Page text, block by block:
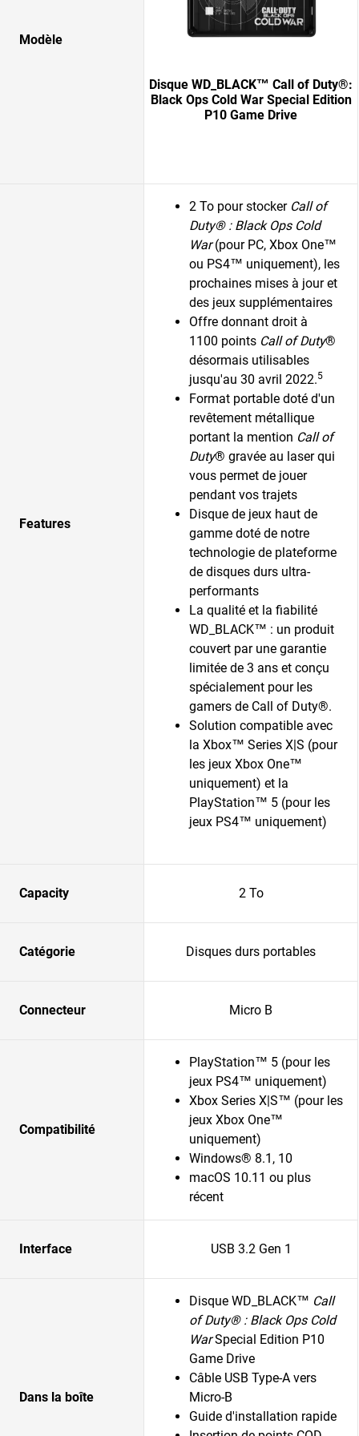
Modèle
Disque WD_BLACK™ Call of Duty®:
Black Ops Cold War Special Edition
P10 Game Drive
Features
2 To pour stocker Call of
Duty® : Black Ops Cold
War(pour PC, Xbox One™
ou PS4™ uniquement), les
prochaines mises à jour et
des jeux supplémentaires
Offre donnant droit à
1100 points Call of Duty®
désormais utilisables
jusqu'au 30 avril 2022.5
Format portable doté d'un
revêtement métallique
portant la mention Call of
Duty® gravée au laser qui
vous permet de jouer
pendant vos trajets
Disque de jeux haut de
gamme doté de notre
technologie de plateforme
de disques durs ultra-
performants
La qualité et la fiabilité
WD_BLACK™ : un produit
couvert par une garantie
limitée de 3 ans et conçu
spécialement pour les
gamers de Call of Duty®.
Solution compatible avec
la Xbox™ Series X|S (pour
les jeux Xbox One™
uniquement) et la
PlayStation™ 5 (pour les
jeux PS4™ uniquement)
Capacity 2 To
Catégorie Disques durs portables
Connecteur Micro B
Compatibilité
PlayStation™ 5 (pour les
jeux PS4™ uniquement)
Xbox Series X|S™ (pour les
jeux Xbox One™
uniquement)
Windows® 8.1, 10
macOS 10.11 ou plus
récent
Interface USB 3.2 Gen 1
Dans la boîte
Disque WD_BLACK™ Call
of Duty® : Black Ops Cold
WarSpecial Edition P10
Game Drive
Câble USB Type-A vers
Micro-B
Guide d'installation rapide